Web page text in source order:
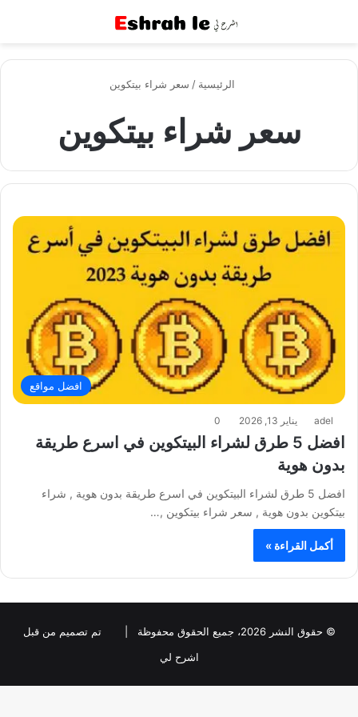
الرئيسية / سعر شراء بيتكوين
سعر شراء بيتكوين
افضل مواقع
adel يناير 13, 2026 0
افضل 5 طرق لشراء البيتكوين في اسرع طريقة
بدون هوية
افضل 5 طرق لشراء البيتكوين في اسرع طريقة بدون هوية , شراء
بيتكوين بدون هوية , سعر شراء بيتكوين ,…
أكمل القراءة »
© حقوق النشر 2026، جميع الحقوق محفوظة |
تم تصميم من قبل
اشرح لي